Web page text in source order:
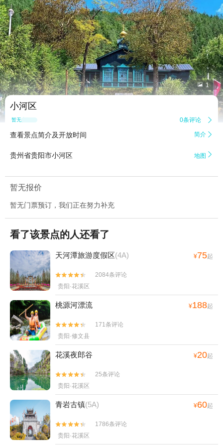
 1
小河区
暂无点评 0条评论 
查看景点简介及开放时间 简介 
贵州省贵阳市小河区 地图 
暂无报价
暂无门票预订，我们正在努力补充
看了该景点的人还看了
天河潭旅游度假区(4A) ¥75起


2084条评论
贵阳·花溪区
桃源河漂流 ¥188起


171条评论
贵阳·修文县
花溪夜郎谷 ¥20起


25条评论
贵阳·花溪区
青岩古镇(5A) ¥60起


1786条评论
贵阳·花溪区
